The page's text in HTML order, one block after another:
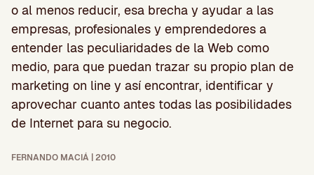
o al menos reducir, esa brecha y ayudar a las
empresas, profesionales y emprendedores a
entender las peculiaridades de la Web como
medio, para que puedan trazar su propio plan de
marketing on line y así encontrar, identificar y
aprovechar cuanto antes todas las posibilidades
de Internet para su negocio.
FERNANDO MACIÁ | 2010